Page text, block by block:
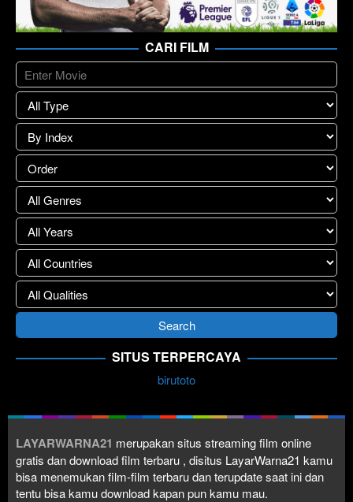
CARI FILM
SITUS TERPERCAYA
birutoto
LAYARWARNA21 merupakan situs streaming film online
gratis dan download film terbaru , disitus LayarWarna21 kamu
bisa menemukan film-film terbaru dan terupdate saat ini dan
tentu bisa kamu download kapan pun kamu mau.